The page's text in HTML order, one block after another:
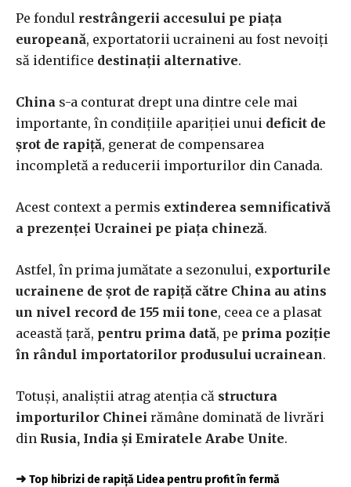
Pe fondul restrângerii accesului pe piața
europeană, exportatorii ucraineni au fost nevoiți
să identifice destinații alternative.
China s-a conturat drept una dintre cele mai
importante, în condițiile apariției unui deficit de
șrot de rapiță, generat de compensarea
incompletă a reducerii importurilor din Canada.
Acest context a permis extinderea semnificativă
a prezenței Ucrainei pe piața chineză.
Astfel, în prima jumătate a sezonului, exporturile
ucrainene de șrot de rapiță către China au atins
un nivel record de 155 mii tone, ceea ce a plasat
această țară, pentru prima dată, pe prima poziție
în rândul importatorilor produsului ucrainean.
Totuși, analiștii atrag atenția că structura
importurilor Chinei rămâne dominată de livrări
din Rusia, India și Emiratele Arabe Unite.
➜ Top hibrizi de rapiță Lidea pentru profit în fermă